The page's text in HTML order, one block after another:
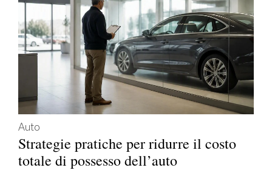
Auto
Strategie pratiche per ridurre il costo
totale di possesso dell’auto